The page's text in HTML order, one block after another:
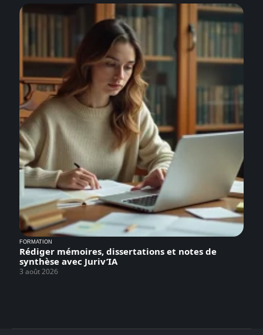
FORMATION
Rédiger mémoires, dissertations et notes de
synthèse avec Juriv’IA
3 août 2026